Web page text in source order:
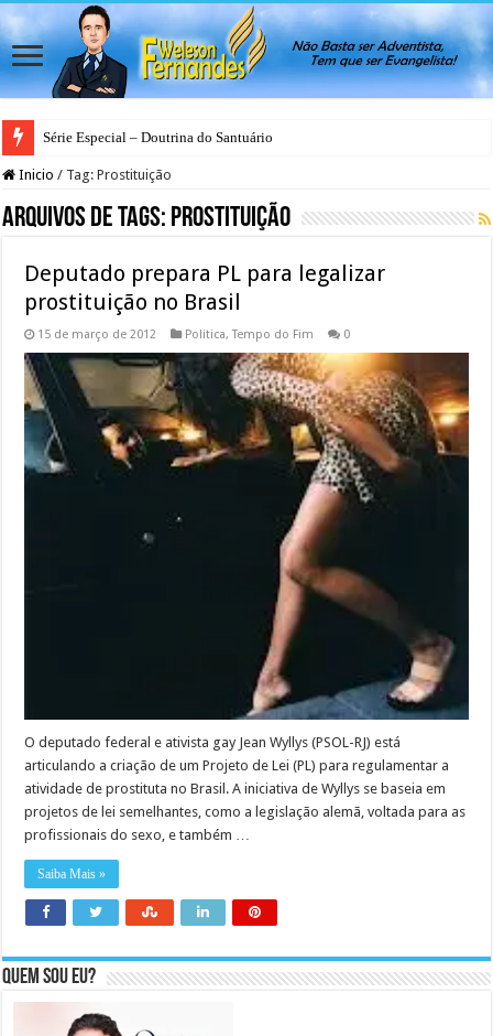
Série Especial – Doutrina do Santuário
Inicio / Tag:Prostituição
Arquivos de Tags: Prostituição
Deputado prepara PL para legalizar
prostituição no Brasil
15 de março de 2012 Politica,Tempo do Fim 0
O deputado federal e ativista gay Jean Wyllys (PSOL-RJ) está
articulando a criação de um Projeto de Lei (PL) para regulamentar a
atividade de prostituta no Brasil. A iniciativa de Wyllys se baseia em
projetos de lei semelhantes, como a legislação alemã, voltada para as
profissionais do sexo, e também …
Saiba Mais »
Quem sou eu?